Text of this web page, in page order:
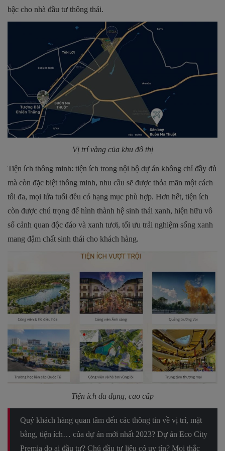
bậc cho nhà đầu tư thông thái.
Vị trí vàng của khu đô thị
Tiện ích thông minh: tiện ích trong nội bộ dự án không chỉ đầy đủ
mà còn đặc biệt thông minh, nhu cầu sẽ được thỏa mãn một cách
tối đa, mọi lứa tuổi đều có hạng mục phù hợp. Hơn hết, tiện ích
còn được chú trọng để hình thành hệ sinh thái xanh, hiện hữu vô
số cảnh quan độc đáo và xanh tươi, tối ưu trải nghiệm sống xanh
mang đậm chất sinh thái cho khách hàng.
Tiện ích đa dạng, cao cấp
Quý khách hàng quan tâm đến các thông tin về vị trí, mặt
bằng, tiện ích… của dự án mới nhất 2023? Dự án Eco City
Premia do ai đầu tư? Chủ đầu tư liệu có uy tín? Mọi thắc